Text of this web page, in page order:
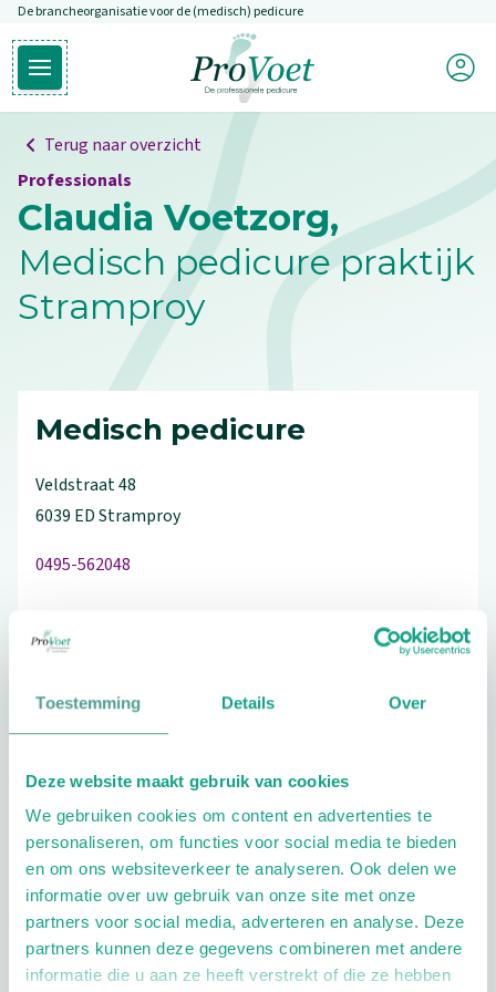
Toestemming Details Over
Deze website maakt gebruik van cookies
We gebruiken cookies om content en advertenties te
personaliseren, om functies voor social media te bieden
en om ons websiteverkeer te analyseren. Ook delen we
informatie over uw gebruik van onze site met onze
partners voor social media, adverteren en analyse. Deze
partners kunnen deze gegevens combineren met andere
informatie die u aan ze heeft verstrekt of die ze hebben
Overslaan en naar de inhoud gaan
De brancheorganisatie voor de (medisch) pedicure
Open hoofdmenu
Ga naar de homepagina
Mijn
Terug naar overzicht
Professionals
Claudia Voetzorg,
Medisch pedicure praktijk
Stramproy
Medisch pedicure
Veldstraat48
6039 EDStramproy
0495-562048
Schrijf ook een review
Extra opties